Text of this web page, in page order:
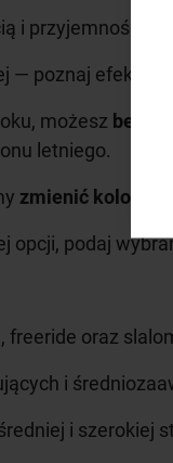
i przyjemnością
— poznaj
możesz bez
letniego.
zmienić kolor
opcji, podaj
freeride oraz
i
i szerokiej